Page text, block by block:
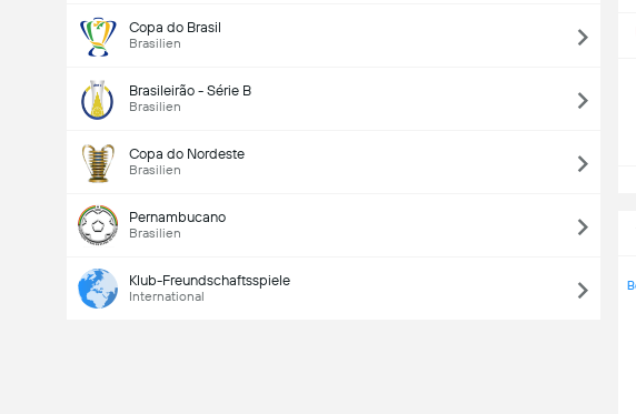
Copa do Brasil
Brasilien
Brasileirão - Série B
Brasilien
Copa do Nordeste
Brasilien
Pernambucano
Brasilien
Klub-Freundschaftsspiele
International